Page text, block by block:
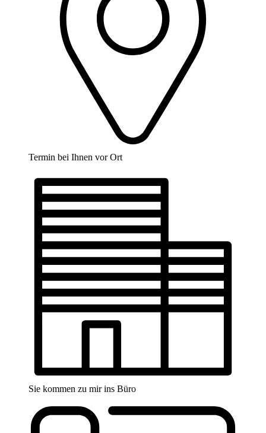
Termin bei Ihnen vor Ort
Sie kommen zu mir ins Büro